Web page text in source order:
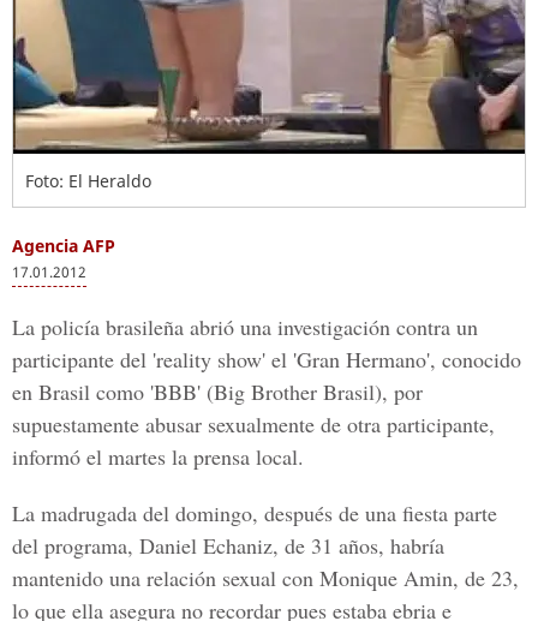
Foto: El Heraldo
Agencia AFP
17.01.2012
La policía brasileña abrió una investigación contra un
participante del 'reality show' el 'Gran Hermano', conocido
en Brasil como 'BBB' (Big Brother Brasil), por
supuestamente abusar sexualmente de otra participante,
informó el martes la prensa local.
La madrugada del domingo, después de una fiesta parte
del programa, Daniel Echaniz, de 31 años, habría
mantenido una relación sexual con Monique Amin, de 23,
lo que ella asegura no recordar pues estaba ebria e